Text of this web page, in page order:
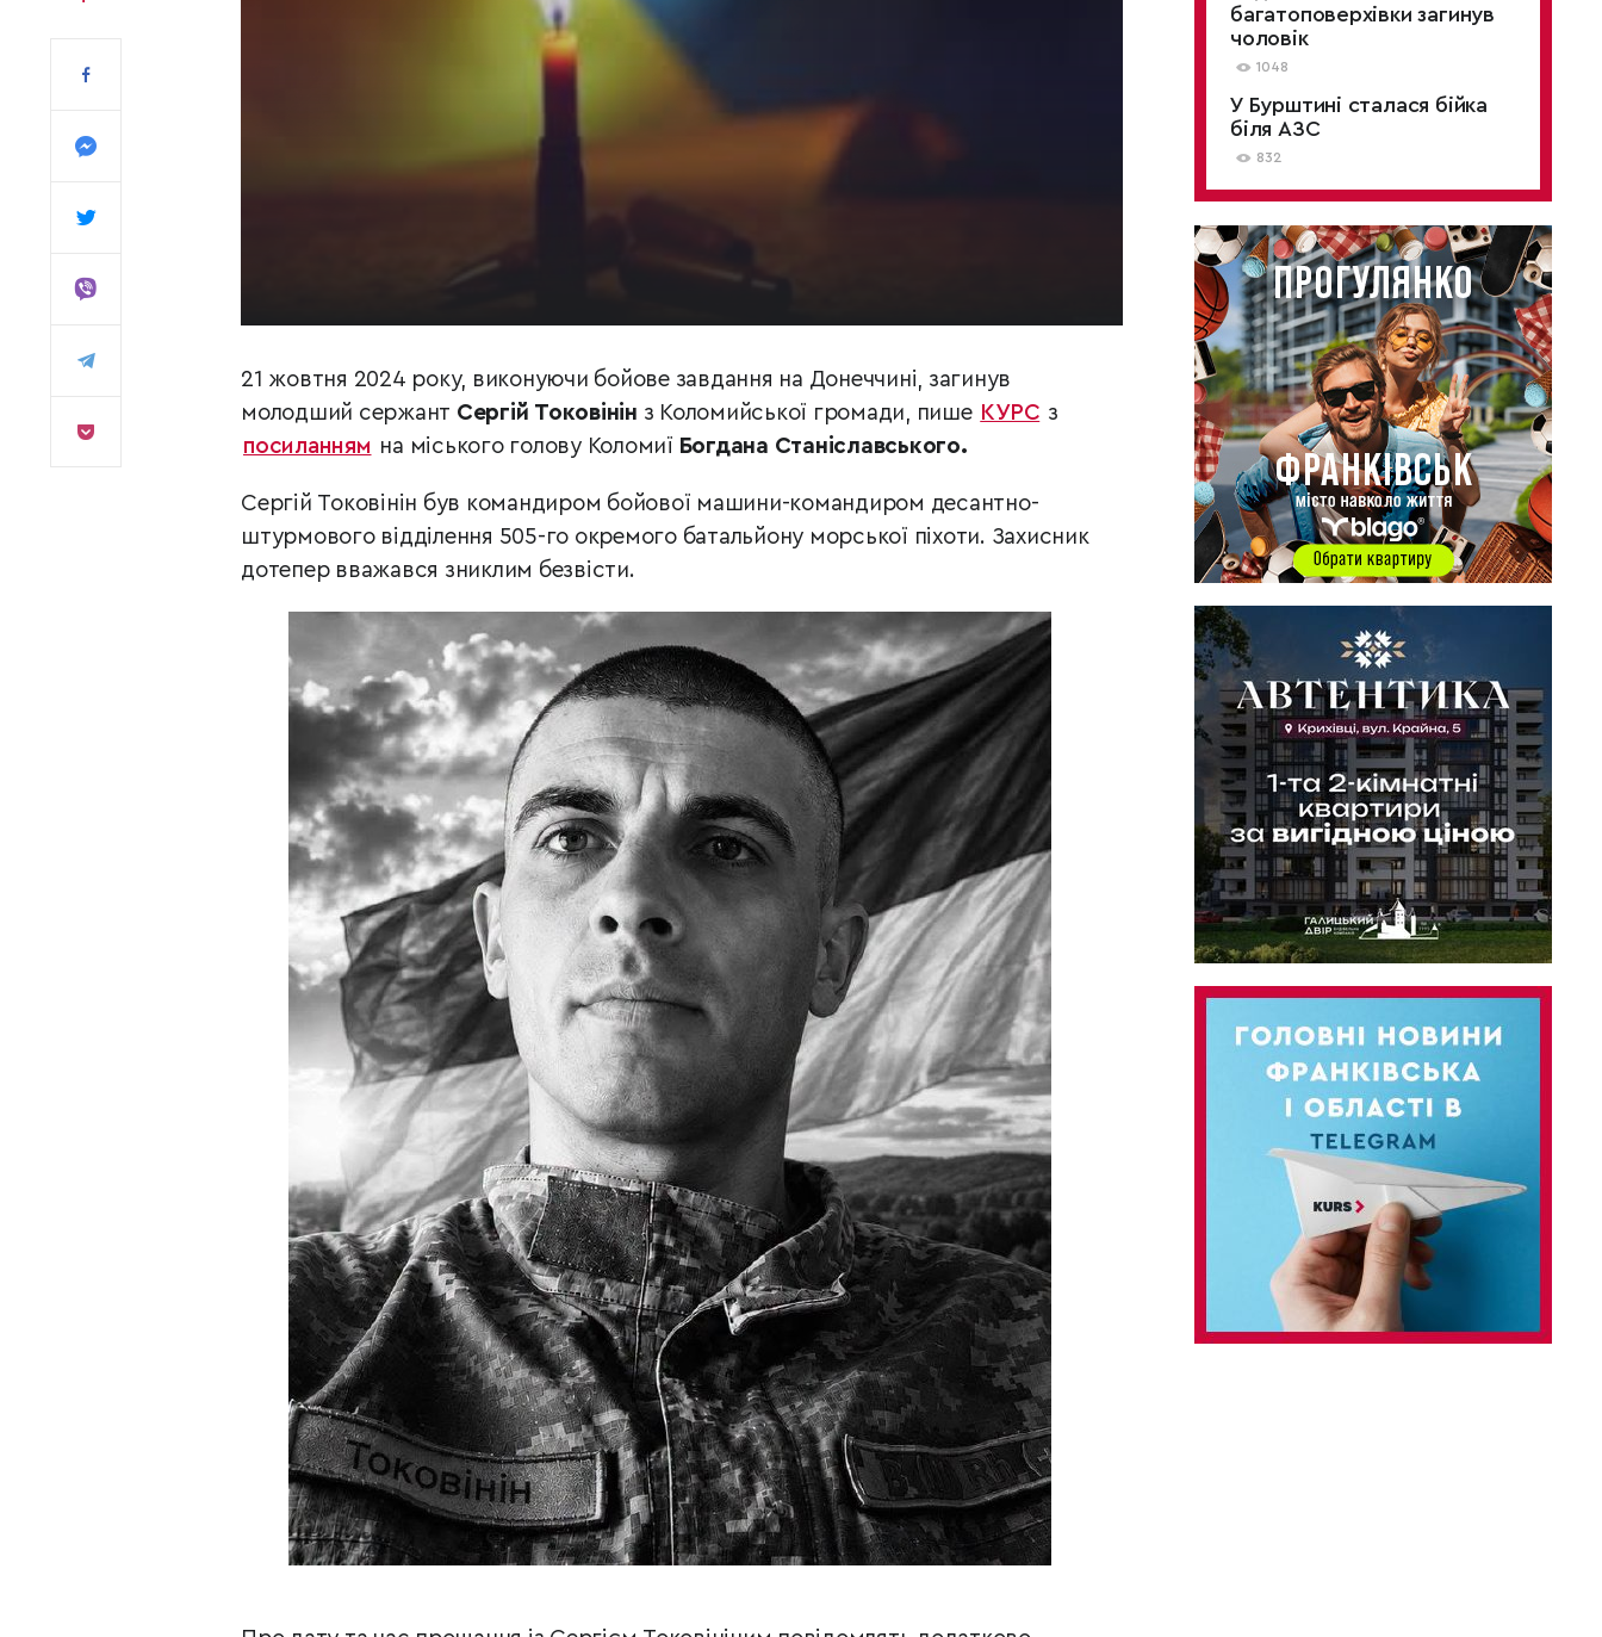
21 жовтня 2024 року, виконуючи бойове завдання на Донеччині, загинув
молодший сержант Сергій Токовінін з Коломийської громади, пише КУРС з
посиланням на міського голову Коломиї Богдана Станіславського.
Сергій Токовінін був командиром бойової машини-командиром десантно-
штурмового відділення 505-го окремого батальйону морської піхоти. Захисник
дотепер вважався зниклим безвісти.
багатоповерхівки загинув
чоловік
1048
У Бурштині сталася бійка
біля АЗС
832